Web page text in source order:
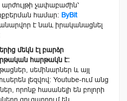
չափաբաժին՝
համար։ ByBit
է նաև իրականացնել
մեկն էլ բարձր
հարթակն է։
սեմինարներ և այլ
լեզվով։ Youtube-ում անց
որոնք հասանելի են բոլորի